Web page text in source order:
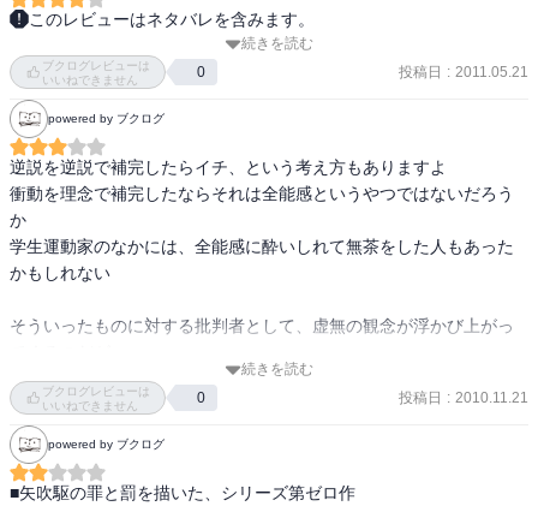
爆弾テロ集団のリーダー憑二。革命のためなら殺人を正当化でき
ると考えている。彼が命令するスパイへの拷問は、すざましい。そ
れを嬉々と語るハレンチ。憑二と風視と葦男とカケルで「第三世界
の貧民を毎分一人の計算で殺し続けている、日本最大の怪物的強盗
侵略企業の首都会社」の爆破作戦をする。カケルは、殺人を前提と
する作戦を行う憑二に、反対もせず、従う。そして、多数の死者を
生む。
別に、ビルを破壊するなら、夜間でもいいはずなのだが。そういう
考慮もない。
だ、カケルは現象学哲学を実装していない。カケルは、革命につい
憑二の言っていた幻の中央委員会を目指して、海外に逃亡するカ
ケル。そこで、ルーレットに興じる。カケルは勘はいいけど、のめ
り込むタイプなんだね。海辺で、女の子と仲良く遊ぶ。そしてその
女は、ランボーの詩を歌う。そして、なぜかカケルは「すべてよ
し」と言って物語は閉じる。カケルのキャラクターが分裂してい
説である。だが、誰にでも現在があり、過去がある。推理小説では
なく、「矢吹駆」という「人間」に興味があるのであれば読んでほ
しい。これを読めば、今までとは違った観点から過去作品、特に
『バイバイ、エンジェル』を捉えることになるだろう。
このレビューはネタバレを含みます。
リンチ事件の逮捕から出獄したカケルをつける人物。かつての同
志、恋人の北澤風視。新たな爆弾テロを企てる組織のリーダー憑
二。実行された爆弾テロ。風視の死。
２０１１年５月２１日読了
続きを読む
ブクログレビューは
いいねできません
0 投稿日 : 2011.05.21
powered by ブクログ
逆説を逆説で補完したらイチ、という考え方もありますよ
衝動を理念で補完したならそれは全能感というやつではないだろう
か
学生運動家のなかには、全能感に酔いしれて無茶をした人もあった
かもしれない
そういったものに対する批判者として、虚無の観念が浮かび上がっ
実際的な暴力・権力に対して、観念は太刀打ちできない
無力な批判者の「傲慢さ」に、主人公は怒る
そして・・・
続きを読む
ブクログレビューは
いいねできません
0 投稿日 : 2010.11.21
powered by ブクログ
■矢吹駆の罪と罰を描いた、シリーズ第ゼロ作